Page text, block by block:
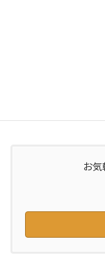
2012年3月2日
お気